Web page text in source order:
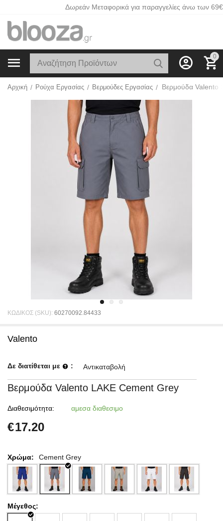
Δωρεάν Μεταφορικά για παραγγελίες άνω των 69€
0
Αρχική / Ρούχα Εργασίας / Βερμούδες Εργασίας / Βερμούδα Valento
ΚΩΔΙΚΟΣ (SKU): 60270092.84433
Valento
Δε διατίθεται με : Αντικαταβολή
Βερμούδα Valento LAKE Cement Grey
Διαθεσιμότητα: αμεσα διαθεσιμο
€17.20
Χρώμα: Cement Grey
Μέγεθος: